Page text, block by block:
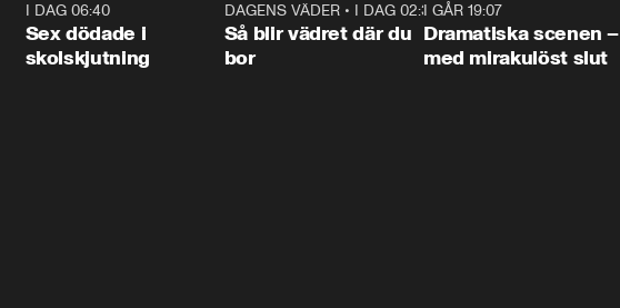
I DAG 06:40
Sex dödade i
skolskjutning
1:06
DAGENS VÄDER• I DAG 02:30
Så blir vädret där du
bor
I GÅR 19:07
Dramatiska scenen –
med mirakulöst slut